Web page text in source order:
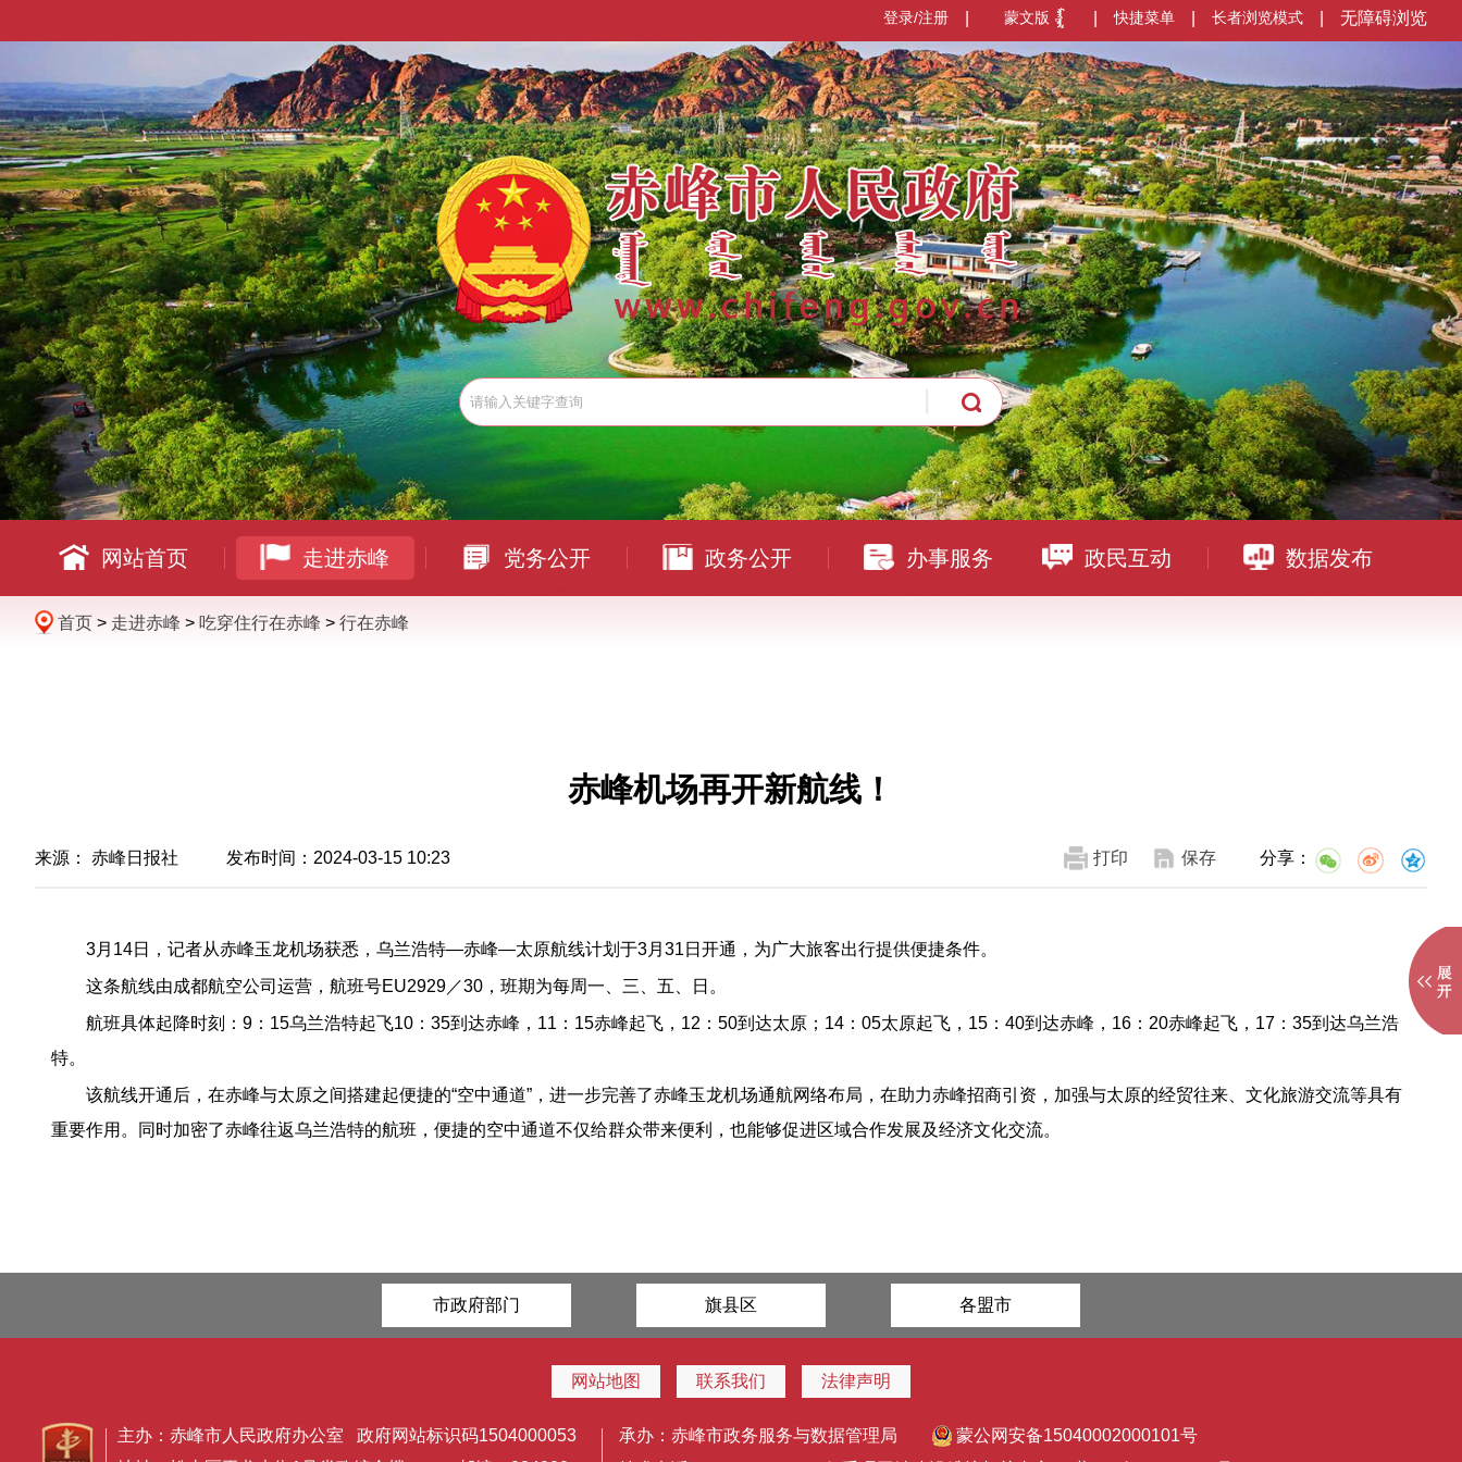
无障碍浏览
长者浏览模式
快捷菜单
蒙文版
登录/注册
网站首页 走进赤峰 党务公开 政务公开 办事服务 政民互动 数据发布
首页 > 走进赤峰 > 吃穿住行在赤峰 > 行在赤峰
赤峰机场再开新航线！
来源： 赤峰日报社 发布时间：2024-03-15 10:23 打印 保存 分享：
3月14日，记者从赤峰玉龙机场获悉， 乌兰浩特—赤峰—太原航线计划于3月31日开通 ，为广大旅客出行提供便捷条件。
这条航线由成都航空公司运营，航班号EU2929／30，班期为每周一、三、五、日。
航班具体起降时刻： 9：15乌兰浩特起飞10：35到达赤峰，11：15赤峰起飞，12：50到达太原；14：05太原起飞，15：40到达赤峰，16：20赤峰起飞，17：35到达乌兰浩
特。
该航线开通后，在赤峰与太原之间搭建起便捷的“空中通道”，进一步完善了赤峰玉龙机场通航网络布局，在助力赤峰招商引资，加强与太原的经贸往来、文化旅游交流等具有
重要作用。同时加密了赤峰往返乌兰浩特的航班，便捷的空中通道不仅给群众带来便利，也能够促进区域合作发展及经济文化交流。
市政府部门 旗县区 各盟市
网站地图 联系我们 法律声明
主办：赤峰市人民政府办公室 政府网站标识码1504000053
承办：赤峰市政务服务与数据管理局
蒙公网安备15040002000101号